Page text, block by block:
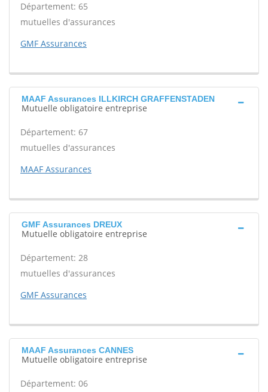
Département: 65
mutuelles d'assurances
GMF Assurances
MAAF Assurances ILLKIRCH GRAFFENSTADEN
Mutuelle obligatoire entreprise
Département: 67
mutuelles d'assurances
MAAF Assurances
GMF Assurances DREUX
Mutuelle obligatoire entreprise
Département: 28
mutuelles d'assurances
GMF Assurances
MAAF Assurances CANNES
Mutuelle obligatoire entreprise
Département: 06